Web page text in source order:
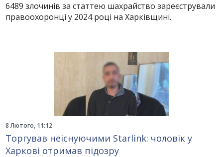
6489 злочинів за статтею шахрайство зареєстрували
правоохоронці у 2024 році на Харківщині.
8 Лютого, 11:12
Торгував неіснуючими Starlink: чоловік у
Харкові отримав підозру